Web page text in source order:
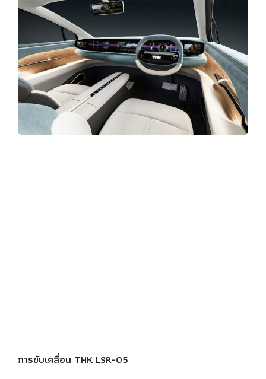
การขับเคลื่อน THK LSR-05